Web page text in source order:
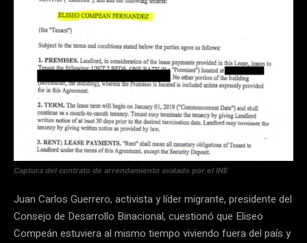
Captura del contrato de arrendamiento avalado por el INE
Juan Carlos Guerrero, activista y líder migrante, presidente del
Consejo de Desarrollo Binacional, cuestionó que Eliseo
Compeán estuviera al mismo tiempo viviendo fuera del país y